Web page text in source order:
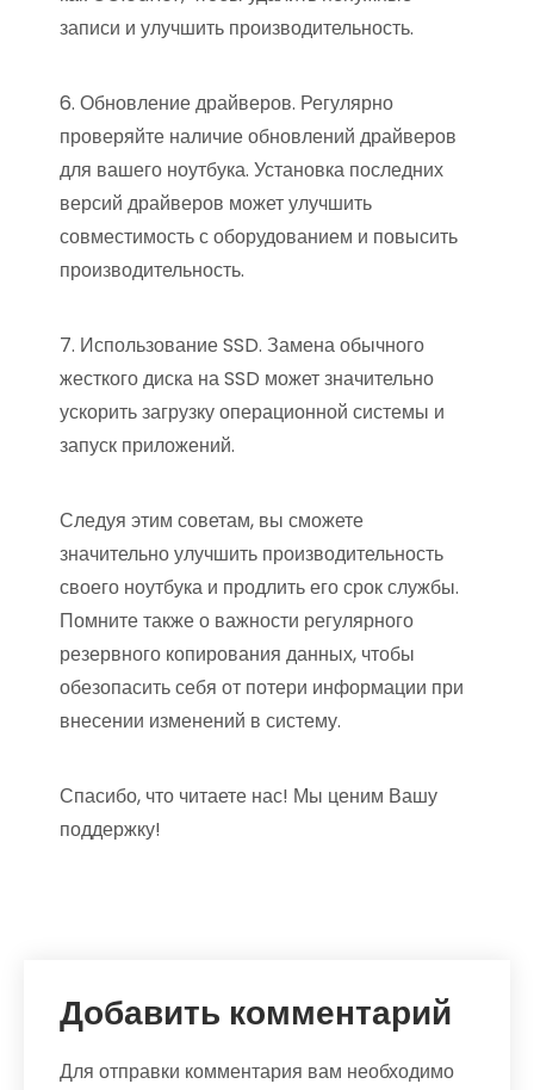
записи и улучшить производительность.
6. Обновление драйверов. Регулярно
проверяйте наличие обновлений драйверов
для вашего ноутбука. Установка последних
версий драйверов может улучшить
совместимость с оборудованием и повысить
производительность.
7. Использование SSD. Замена обычного
жесткого диска на SSD может значительно
ускорить загрузку операционной системы и
запуск приложений.
Следуя этим советам, вы сможете
значительно улучшить производительность
своего ноутбука и продлить его срок службы.
Помните также о важности регулярного
резервного копирования данных, чтобы
обезопасить себя от потери информации при
внесении изменений в систему.
Спасибо, что читаете нас! Мы ценим Вашу
поддержку!
Добавить комментарий
Для отправки комментария вам необходимо